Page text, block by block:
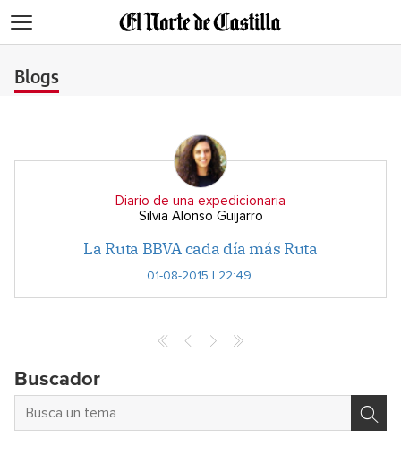
Blogs
Diario de una expedicionaria
Silvia Alonso Guijarro
La Ruta BBVA cada día más Ruta
01-08-2015 | 22:49
Buscador